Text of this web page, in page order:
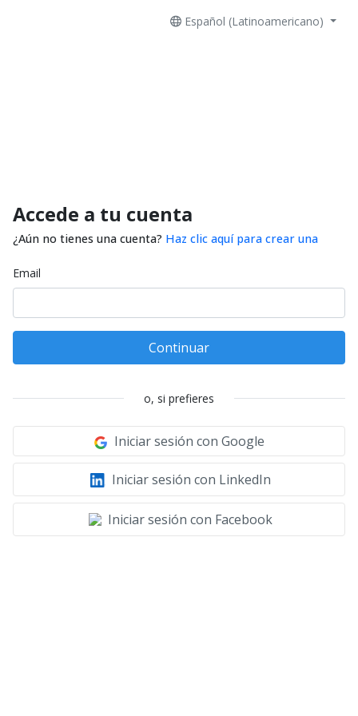
Español (Latinoamericano)
Accede a tu cuenta
¿Aún no tienes una cuenta? Haz clic aquí para crear una
Email
Continuar
o, si prefieres
Iniciar sesión con Google
Iniciar sesión con LinkedIn
Iniciar sesión con Facebook